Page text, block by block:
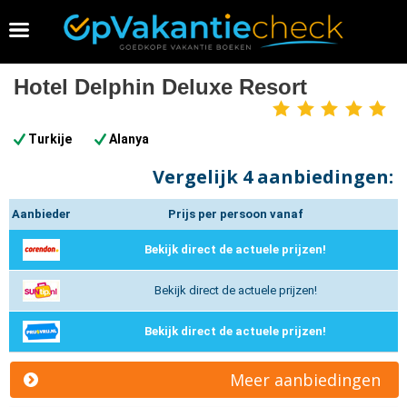
Vakantie 2026 boeken
Hotel Delphin Deluxe Resort
5
Turkije Alanya
Vergelijk 4 aanbiedingen:
Aanbieder Prijs per persoon vanaf
Bekijk direct de actuele prijzen!
Bekijk direct de actuele prijzen!
Bekijk direct de actuele prijzen!
Meer aanbiedingen